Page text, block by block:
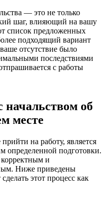
— это не только
шаг, влияющий на вашу
список предложенных
подходящий вариант
отсутствие было
последствиями
начальством об
месте
на работу, является
определенной подготовки.
и
Ниже приведены
этот процесс как